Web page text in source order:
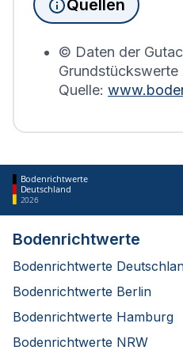
Bodenrichtwerts des
Quellen
© Daten der
Grundstückswerte
Quelle:
Bodenrichtwerte
Deutschland
2026
Bodenrichtwerte
Bodenrichtwerte
Bodenrichtwerte Berlin
Bodenrichtwerte Hamburg
Bodenrichtwerte NRW